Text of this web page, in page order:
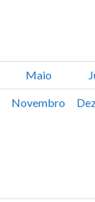
Maio
Novembro